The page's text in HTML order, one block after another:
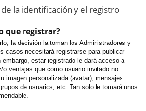
la identificación y el registro
que registrar?
la decisión la toman los Administradores y
casos necesitará registrarse para publicar
estar registrado le dará acceso a
o ventajas que como usuario invitado no
imagen personalizada (avatar), mensajes
de usuarios, etc. Tan solo le tomará unos